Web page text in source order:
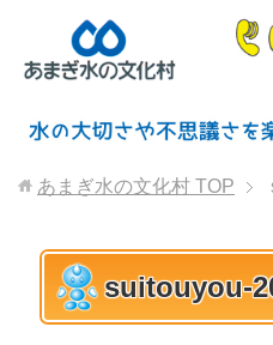
あまぎ水の文化村 TOP
suitouyou-